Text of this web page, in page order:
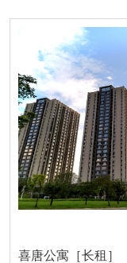
喜唐公寓［长租］